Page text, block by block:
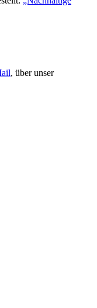
, über unser